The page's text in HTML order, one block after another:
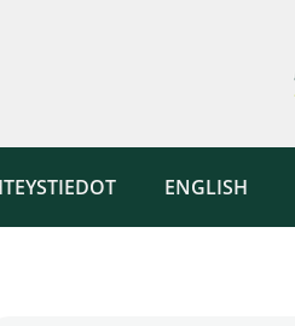
ENGLISH